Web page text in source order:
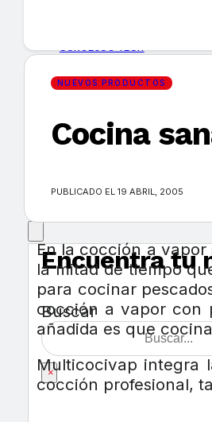
MERCADOS Y TENDENCIAS
Encuentra tu
Buscar
×
NUEVOS PRODUCTOS
Cocina
PUBLICADO EL 19 ABRIL, 2005
En la cocción a
la mitad de tiempo
para cocinar
cocción a vapor con
añadida es que
Multicocivap integra
cocción profesional,